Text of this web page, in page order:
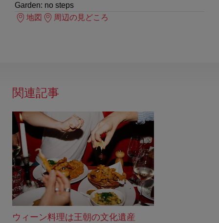
Garden: no steps
地図
周辺の見どころ
関連記事
ウィーン料理は王朝の文化遺産